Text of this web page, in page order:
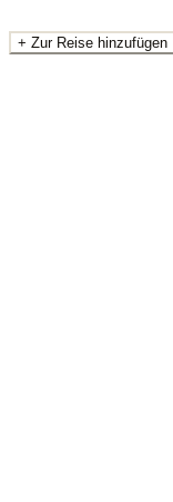
+ Zur Reise hinzufügen